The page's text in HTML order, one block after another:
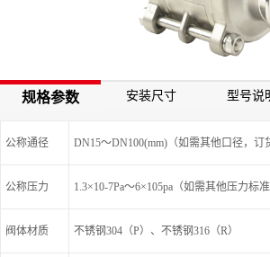
规格参数 安装尺寸 型号说
公称通径 DN15～DN100(mm)（如需其他口径，订
公称压力 1.3×10-7Pa～6×105pa（如需其他压力标
阀体材质 不锈钢304（P）、不锈钢316（R）